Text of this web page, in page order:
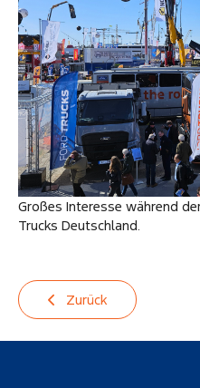
Großes Interesse während
Trucks Deutschland.
Zurück